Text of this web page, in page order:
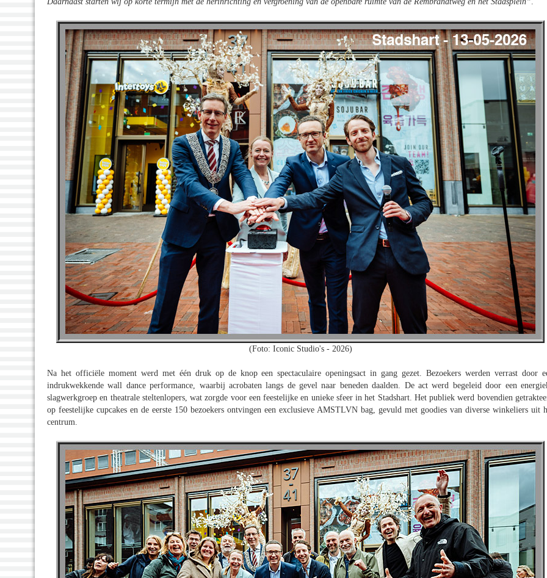
(Foto: Iconic Studio's - 2026)
Na het officiële moment werd met één druk op de knop een spectaculaire openingsact in gang gezet. Bezoekers werden verrast door
indrukwekkende wall dance performance, waarbij acrobaten langs de gevel naar beneden daalden. De act werd begeleid door een
slagwerkgroep en theatrale steltenlopers, wat zorgde voor een feestelijke en unieke sfeer in het Stadshart. Het publiek werd bovendien
op feestelijke cupcakes en de eerste 150 bezoekers ontvingen een exclusieve AMSTLVN bag, gevuld met goodies van diverse winkeliers uit
centrum.